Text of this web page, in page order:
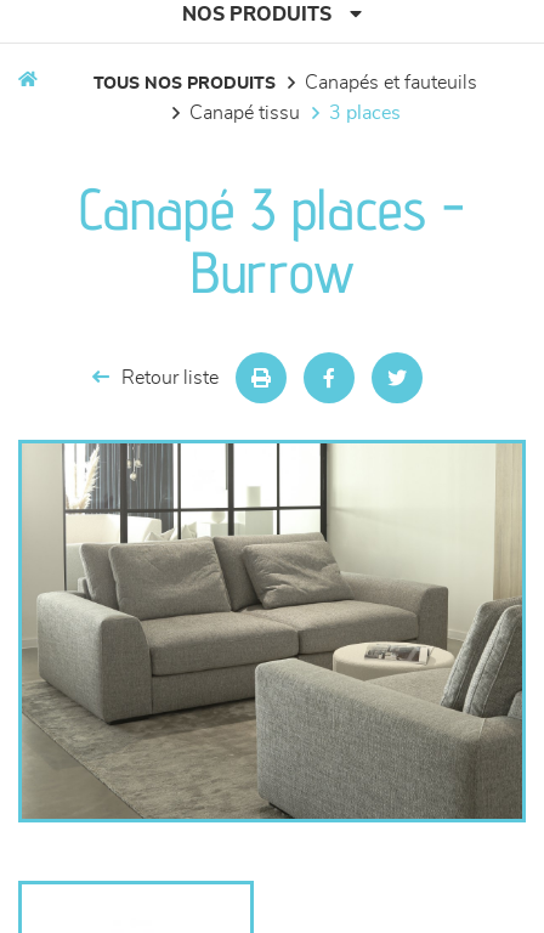
NOS PRODUITS
séjours
meubles de complément
décoration
TOUS NOS PRODUITS
canapés et fauteuils
canapé tissu
3 places
Canapé 3 places -
Burrow
Retour liste